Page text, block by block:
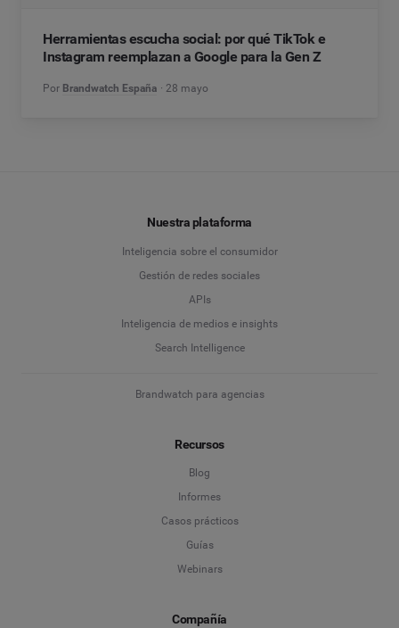
Herramientas escucha social: por qué TikTok e
Instagram reemplazan a Google para la Gen Z
Por Brandwatch España 28 mayo
Nuestra plataforma
Inteligencia sobre el consumidor
Gestión de redes sociales
APIs
Inteligencia de medios e insights
Search Intelligence
Brandwatch para agencias
Recursos
Blog
Informes
Casos prácticos
Guías
Webinars
Compañía